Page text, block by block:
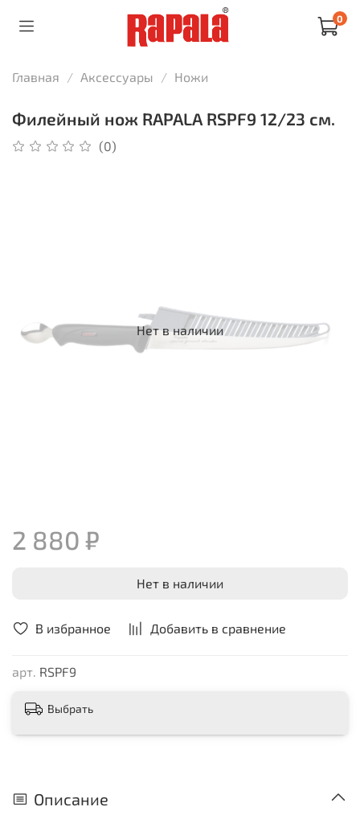
0
Главная Аксессуары Ножи
Филейный нож RAPALA RSPF9 12/23 см.
(0)
В избранное Добавить в сравнение
арт. RSPF9
Нет в наличии
2 880 ₽
Нет в наличии
Выбрать
Описание